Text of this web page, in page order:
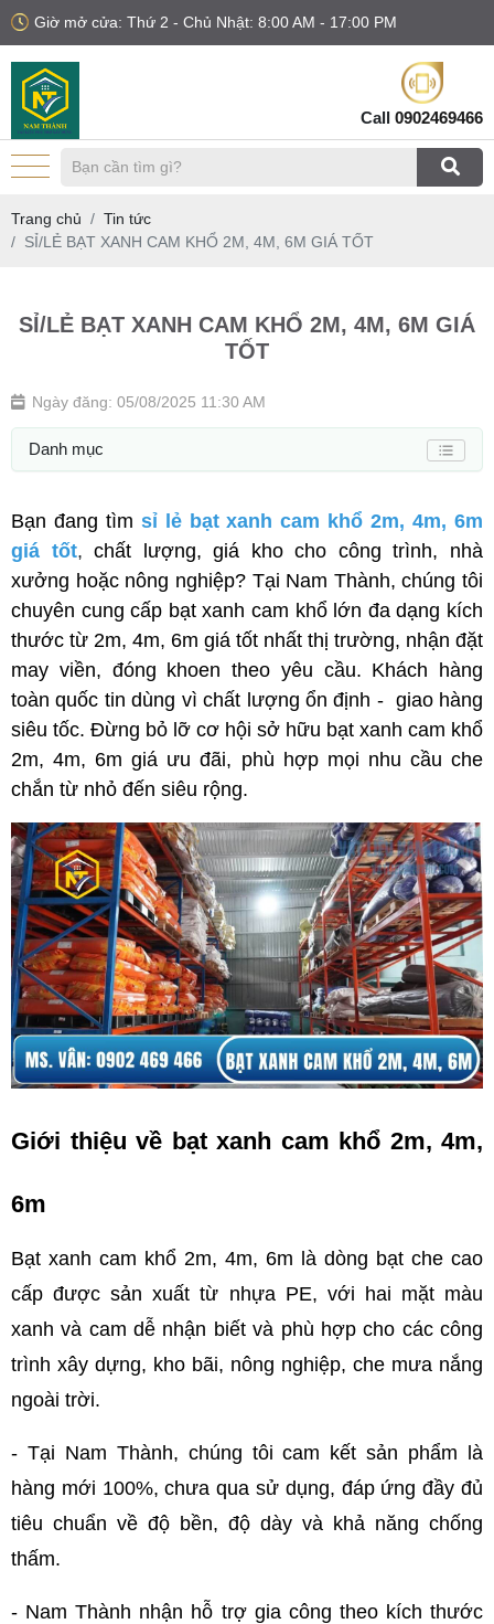
Giờ mở cửa: Thứ 2 - Chủ Nhật: 8:00 AM - 17:00 PM
Call 0902469466
Trang chủ
Tin tức
SỈ/LẺ BẠT XANH CAM KHỔ 2M, 4M, 6M GIÁ TỐT
SỈ/LẺ BẠT XANH CAM KHỔ 2M, 4M, 6M GIÁ
TỐT
Ngày đăng: 05/08/2025 11:30 AM
Danh mục
Bạn đang tìm sỉ lẻ bạt xanh cam khổ 2m, 4m, 6m
giá tốt, chất lượng, giá kho cho công trình, nhà
xưởng hoặc nông nghiệp? Tại Nam Thành, chúng tôi
chuyên cung cấp bạt xanh cam khổ lớn đa dạng kích
thước từ 2m, 4m, 6m giá tốt nhất thị trường, nhận đặt
may viền, đóng khoen theo yêu cầu. Khách hàng
toàn quốc tin dùng vì chất lượng ổn định -  giao hàng
siêu tốc. Đừng bỏ lỡ cơ hội sở hữu bạt xanh cam khổ
2m, 4m, 6m giá ưu đãi, phù hợp mọi nhu cầu che
chắn từ nhỏ đến siêu rộng.
Giới thiệu về bạt xanh cam khổ 2m, 4m,
6m
Bạt xanh cam khổ 2m, 4m, 6m là dòng bạt che cao
cấp được sản xuất từ nhựa PE, với hai mặt màu
xanh và cam dễ nhận biết và phù hợp cho các công
trình xây dựng, kho bãi, nông nghiệp, che mưa nắng
ngoài trời.
- Tại Nam Thành, chúng tôi cam kết sản phẩm là
hàng mới 100%, chưa qua sử dụng, đáp ứng đầy đủ
tiêu chuẩn về độ bền, độ dày và khả năng chống
thấm.
- Nam Thành nhận hỗ trợ gia công theo kích thước